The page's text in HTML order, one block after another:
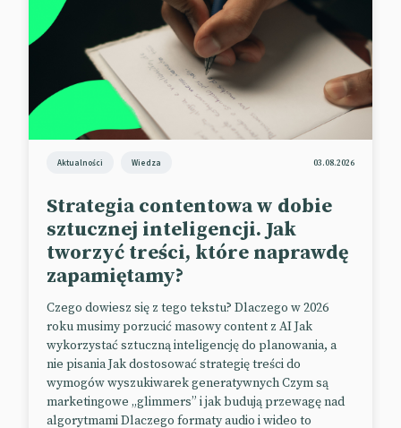
Prezydent elekt pochwalił się na swojej platformie
społecznościowej Truth Social nową linią perfum o
wiele mówiącej nazwie FIGHT FIGHT FIGHT. Poza
złotym napisem opakowanie zdobi postać Trumpa z
walecznie uniesioną pięścią.
Żeby było pikantniej, promocyjny post opatrzony
Fotografia podpisana jest sloganem marki (?), który
brzmi: „Zapach, któremu nie mogą się oprzeć twoi
wrogowie!”.
To nie pierwszy raz, kiedy Donald Trump
udowadnia, że jest ponad i poza cringe’em. W 2022 r.
celebryta i polityk w jednej osobie wypuścił na rynek
serię kolekcjonerskich kart NFT, na których
zaprezentował się w kostiumach superbohaterów.
Zestaw sprzedał się na pniu.
Do dziś żałujemy, że nie zdążyliśmy kupić.
Aktualności Wiedza 03.08.2026
Strategia contentowa w dobie
sztucznej inteligencji. Jak
tworzyć treści, które naprawdę
zapamiętamy?
Czego dowiesz się z tego tekstu? Dlaczego w 2026
roku musimy porzucić masowy content z AI Jak
wykorzystać sztuczną inteligencję do planowania, a
nie pisania Jak dostosować strategię treści do
wymogów wyszukiwarek generatywnych Czym są
marketingowe „glimmers” i jak budują przewagę nad
algorytmami Dlaczego formaty audio i wideo to